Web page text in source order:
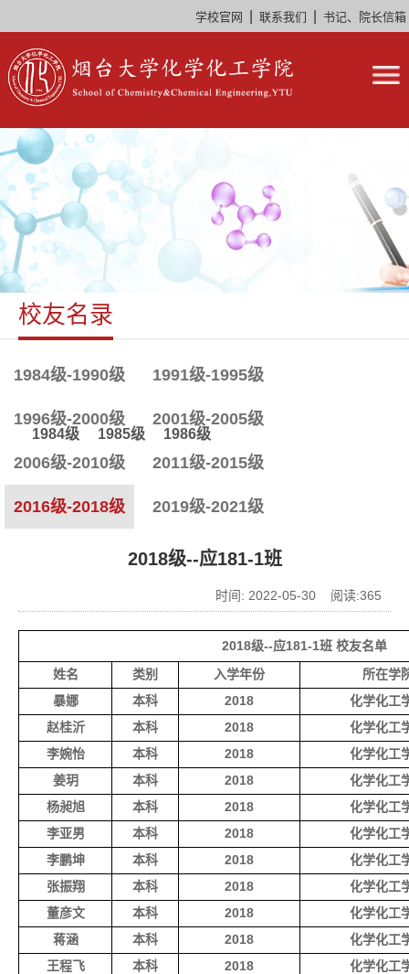
学校官网 联系我们 书记、院长信箱
校友名录
1984级-1990级
1984级 1985级 1986级
1991级-1995级
1996级-2000级 2001级-2005级
2006级-2010级 2011级-2015级
2016级-2018级 2019级-2021级
2018级--应181-1班
时间: 2022-05-30 阅读:365
2018级--应181-1班 校友名单
姓名
类别 入学年份
所在学
暴娜
本科 2018
化学化工
赵桂沂
本科 2018
化学化工
李婉怡
本科 2018
化学化工
姜玥
本科 2018
化学化工
杨昶旭
本科 2018
化学化工
李亚男
本科 2018
化学化工
李鹏坤
本科 2018
化学化工
张振翔
本科 2018
化学化工
董彦文
本科 2018
化学化工
蒋涵
本科 2018
化学化工
王程飞
本科 2018
化学化工